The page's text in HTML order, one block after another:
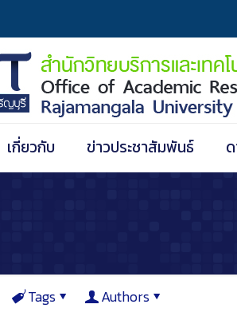
เกี่ยวกับ ข่าวประชาสัมพันธ์
Tags Authors